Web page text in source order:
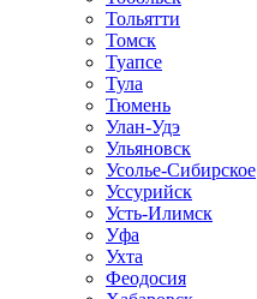
Тольятти
Томск
Туапсе
Тула
Тюмень
Улан-Удэ
Ульяновск
Усолье-Сибирское
Уссурийск
Усть-Илимск
Уфа
Ухта
Феодосия